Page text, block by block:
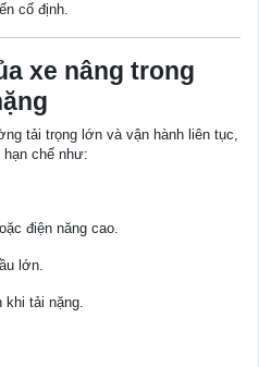
cố định.
xe nâng trong
tải trọng lớn và vận hành liên tục,
chế như:
điện năng cao.
lớn.
khi tải nặng.